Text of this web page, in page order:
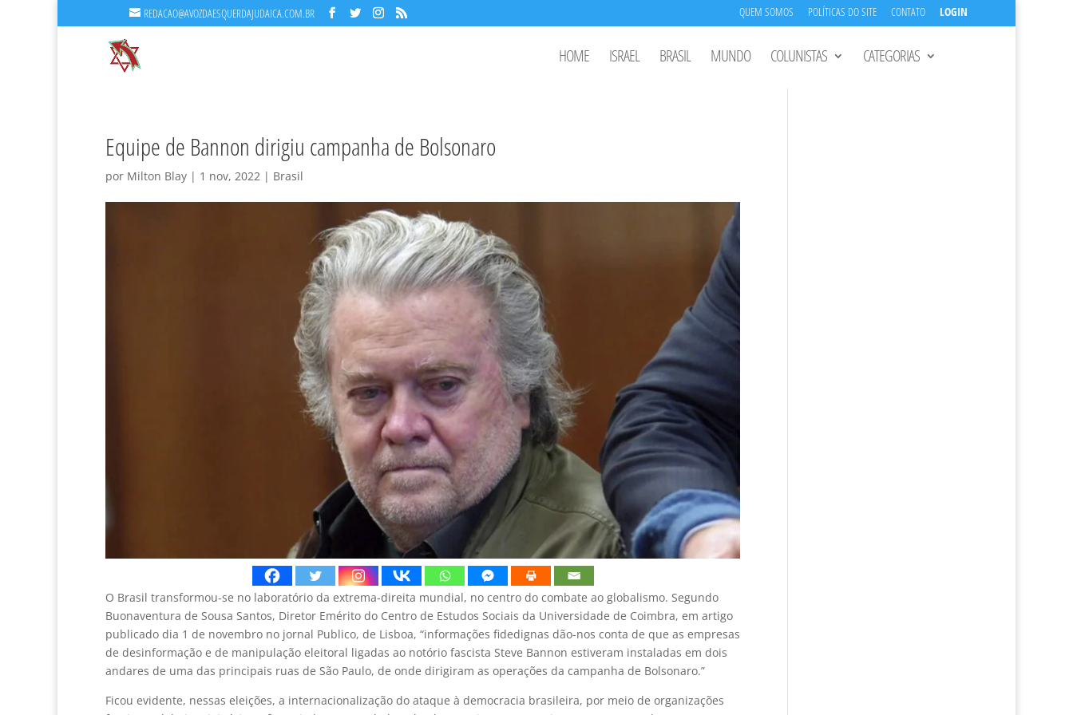
REDACAO@AVOZDAESQUERDAJUDAICA.COM.BR QUEM SOMOS POLÍTICAS DO SITE CONTATO LOGIN
HOME ISRAEL BRASIL MUNDO COLUNISTAS CATEGORIAS
Equipe de Bannon dirigiu campanha de Bolsonaro
por Milton Blay | 1 nov, 2022 | Brasil
O Brasil transformou-se no laboratório da extrema-direita mundial, no centro do combate ao globalismo. Segundo
Buonaventura de Sousa Santos, Diretor Emérito do Centro de Estudos Sociais da Universidade de Coimbra, em artigo
publicado dia 1 de novembro no jornal Publico, de Lisboa, “informações fidedignas dão-nos conta de que as empresas
de desinformação e de manipulação eleitoral ligadas ao notório fascista Steve Bannon estiveram instaladas em dois
andares de uma das principais ruas de São Paulo, de onde dirigiram as operações da campanha de Bolsonaro.”
Ficou evidente, nessas eleições, a internacionalização do ataque à democracia brasileira, por meio de organizações